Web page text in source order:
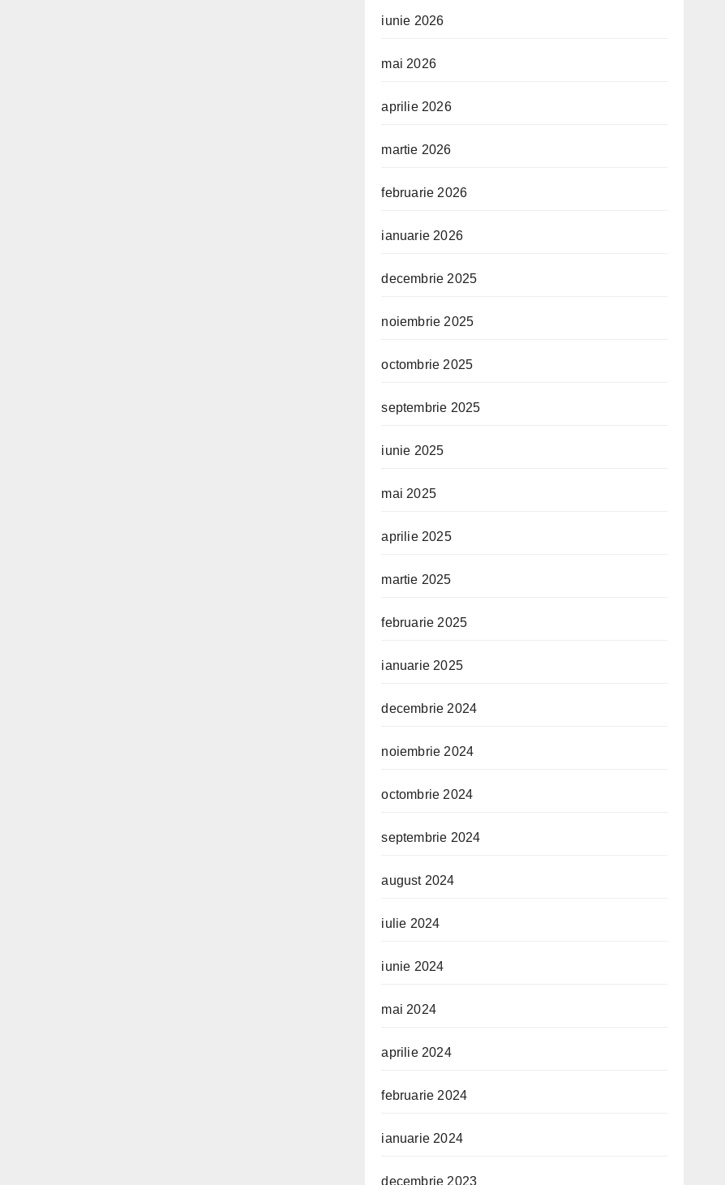
iunie 2026
mai 2026
aprilie 2026
martie 2026
februarie 2026
ianuarie 2026
decembrie 2025
noiembrie 2025
octombrie 2025
septembrie 2025
iunie 2025
mai 2025
aprilie 2025
martie 2025
februarie 2025
ianuarie 2025
decembrie 2024
noiembrie 2024
octombrie 2024
septembrie 2024
august 2024
iulie 2024
iunie 2024
mai 2024
aprilie 2024
februarie 2024
ianuarie 2024
decembrie 2023